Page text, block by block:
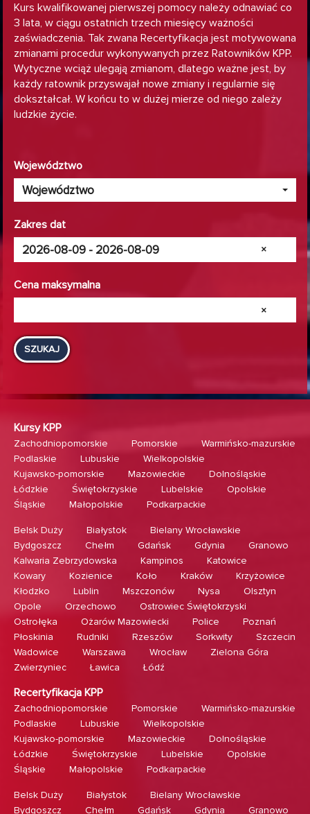
Kurs kwalifikowanej pierwszej pomocy należy odnawiać co
3 lata, w ciągu ostatnich trzech miesięcy ważności
zaświadczenia. Tak zwana Recertyfikacja jest motywowana
zmianami procedur wykonywanych przez Ratowników KPP.
Wytyczne wciąż ulegają zmianom, dlatego ważne jest, by
każdy ratownik przyswajał nowe zmiany i regularnie się
dokształcał. W końcu to w dużej mierze od niego zależy
ludzkie życie.
Województwo
Województwo
Zakres dat
×
Cena maksymalna
×
SZUKAJ
Kursy KPP
Zachodniopomorskie Pomorskie
Warmińsko-mazurskie
Podlaskie
Lubuskie
Wielkopolskie
Kujawsko-pomorskie
Mazowieckie
Dolnośląskie
Łódzkie
Świętokrzyskie Lubelskie
Opolskie
Śląskie
Małopolskie Podkarpackie
Belsk Duży Białystok
Bielany Wrocławskie
Bydgoszcz
Chełm Gdańsk Gdynia
Granowo
Kalwaria Zebrzydowska
Kampinos
Katowice
Kowary
Kozienice Koło Kraków
Krzyżowice
Kłodzko
Lublin Mszczonów Nysa
Olsztyn
Opole
Orzechowo
Ostrowiec Świętokrzyski
Ostrołęka
Ożarów Mazowiecki Police
Poznań
Płoskinia
Rudniki Rzeszów Sorkwity
Szczecin
Wadowice
Warszawa Wrocław
Zielona Góra
Zwierzyniec
Ławica Łódź
Recertyfikacja KPP
Zachodniopomorskie Pomorskie
Warmińsko-mazurskie
Podlaskie
Lubuskie
Wielkopolskie
Kujawsko-pomorskie
Mazowieckie
Dolnośląskie
Łódzkie
Świętokrzyskie Lubelskie
Opolskie
Śląskie
Małopolskie Podkarpackie
Belsk Duży Białystok
Bielany Wrocławskie
Bydgoszcz
Chełm Gdańsk Gdynia Granowo